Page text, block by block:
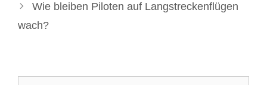
Wie bleiben Piloten auf Langstreckenflügen
wach?